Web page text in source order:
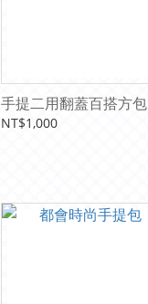
手提二用翻蓋百搭方包
NT$1,000